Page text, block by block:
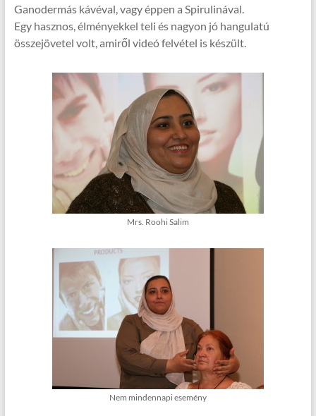
Ganodermás kávéval, vagy éppen a Spirulinával.
Egy hasznos, élményekkel teli és nagyon jó hangulatú
összejövetel volt, amiről videó felvétel is készült.
Mrs. Roohi Salim
Nem mindennapi esemény